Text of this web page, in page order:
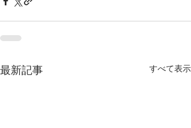
最新記事 すべて表示